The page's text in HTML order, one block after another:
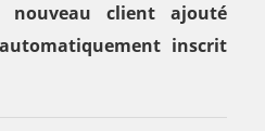
nouveau client ajouté
inscrit